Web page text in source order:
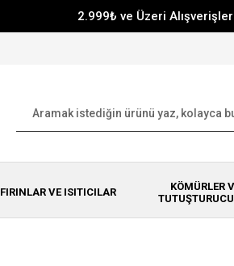
2.999₺ ve Üzeri
FIRINLAR VE ISITICILAR
KÖMÜRLER